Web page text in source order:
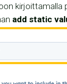
kirjoittamalla
add static